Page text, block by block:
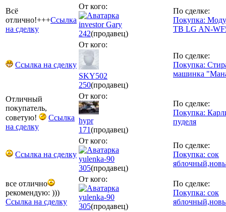
Всё
отлично!+++Ссылка
на сделку
От кого:
investor Gary
242(продавец)
По сделке:
Покупка:
ТВ LG AN-
Ссылка на сделку
От кого:
SKY502
250(продавец)
По сделке:
Покупка:
машинка
Отличный
покупатель,
советую!
Ссылка
на сделку
От кого:
hypr
171(продавец)
По сделке:
Покупка:
пуделя
Ссылка на сделку
От кого:
yulenka-90
305(продавец)
По сделке:
Покупка: сок
все отлично
рекомендую: )))
Ссылка на сделку
От кого:
yulenka-90
305(продавец)
По сделке:
Покупка: сок